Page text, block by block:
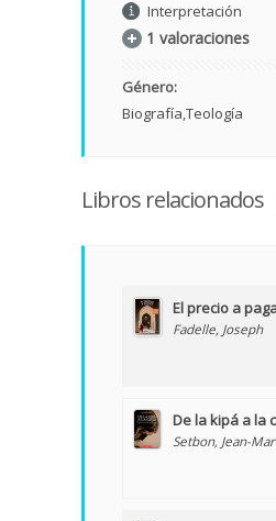
Interpretación
1 valoraciones
Género:
Biografía Teología
Libros relacionados
El precio a
Fadelle, Joseph
De la kipá a la
Setbon, Jean-